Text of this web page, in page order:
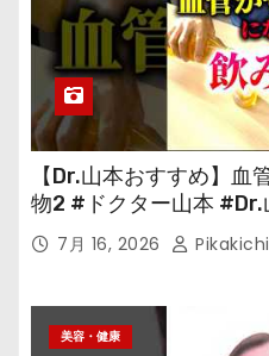
【Dr.山本おすすめ】血
物2 #ドクター山本
7月 16, 2026
美容・健康